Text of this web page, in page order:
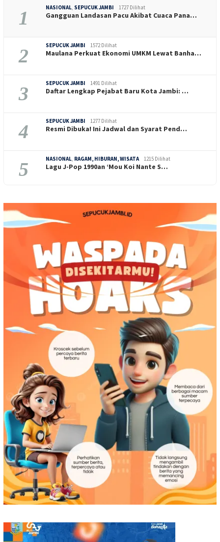
1 NASIONAL SEPUCUK JAMBI 1727 Dilihat
Gangguan Landasan Pacu Akibat Cuaca Pana…
2 SEPUCUK JAMBI 1572 Dilihat
Maulana Perkuat Ekonomi UMKM Lewat Banha…
3 SEPUCUK JAMBI 1491 Dilihat
Daftar Lengkap Pejabat Baru Kota Jambi: …
4 SEPUCUK JAMBI 1277 Dilihat
Resmi Dibuka! Ini Jadwal dan Syarat Pend…
5 NASIONAL RAGAM, HIBURAN, WISATA 1215 Dilihat
Lagu J-Pop 1990an ‘Mou Koi Nante S…